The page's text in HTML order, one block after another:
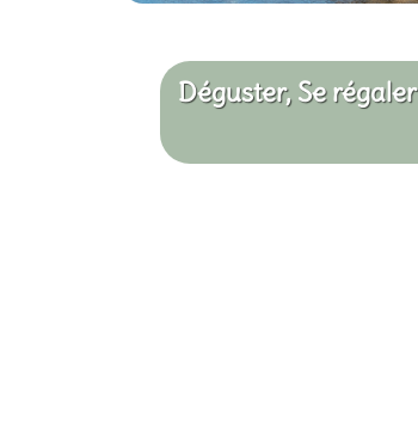
Déguster, Se régaler